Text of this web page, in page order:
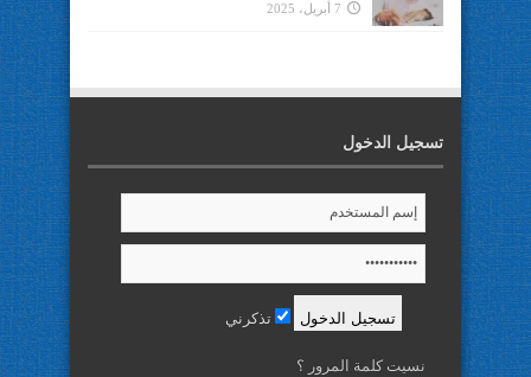
7 أبريل، 2025
تسجيل الدخول
تذكرني
نسيت كلمة المرور ؟